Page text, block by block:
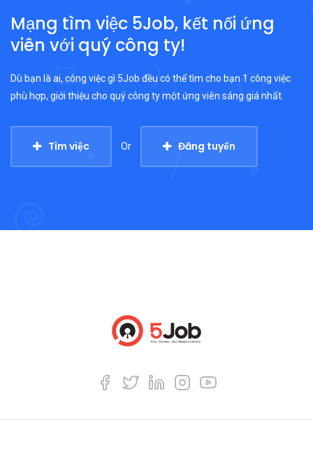
Mạng tìm việc 5Job, kết nối ứng
viên với quý công ty!
Dù bạn là ai, công việc gì 5Job đều có thể tìm cho bạn 1 công việc
phù hợp, giới thiệu cho quý công ty một ứng viên sáng giá nhất.
Tìm việc Or Đăng tuyển